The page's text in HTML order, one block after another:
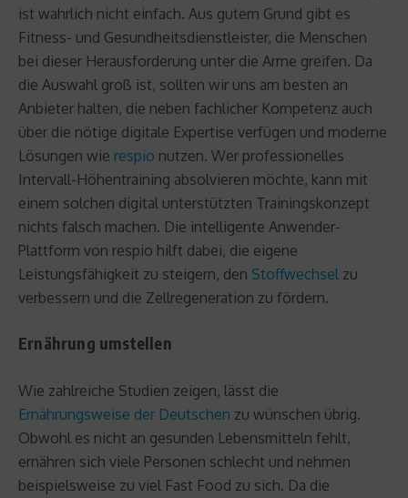
ist wahrlich nicht einfach. Aus gutem Grund gibt es
Fitness- und Gesundheitsdienstleister, die Menschen
bei dieser Herausforderung unter die Arme greifen. Da
die Auswahl groß ist, sollten wir uns am besten an
Anbieter halten, die neben fachlicher Kompetenz auch
über die nötige digitale Expertise verfügen und moderne
Lösungen wie respio nutzen. Wer professionelles
Intervall-Höhentraining absolvieren möchte, kann mit
einem solchen digital unterstützten Trainingskonzept
nichts falsch machen. Die intelligente Anwender-
Plattform von respio hilft dabei, die eigene
Leistungsfähigkeit zu steigern, den Stoffwechsel zu
verbessern und die Zellregeneration zu fördern.
Ernährung umstellen
Wie zahlreiche Studien zeigen, lässt die
Ernährungsweise der Deutschen zu wünschen übrig.
Obwohl es nicht an gesunden Lebensmitteln fehlt,
ernähren sich viele Personen schlecht und nehmen
beispielsweise zu viel Fast Food zu sich. Da die